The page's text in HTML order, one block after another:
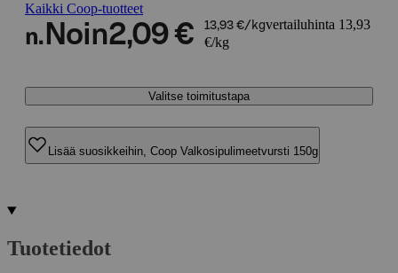
Kaikki Coop-tuotteet
n. Noin2,09 € 13,93 €/kgvertailuhinta 13,93
€/kg
Valitse toimitustapa
Lisää suosikkeihin, Coop Valkosipulimeetvursti 150g
Tuotetiedot